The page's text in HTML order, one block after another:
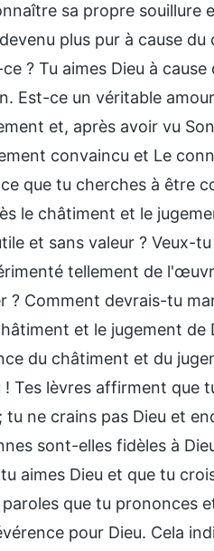
sa propre souillure
plus pur à cause
? Tu aimes Dieu à
Est-ce un véritable
et, après avoir vu
convaincu et Le
que tu cherches à être
le châtiment et le
et sans valeur ? Veux-
tellement de
? Comment devrais-tu
et le jugement
du châtiment et du
! Tes lèvres affirment que
tu ne crains pas Dieu et
sont-elles fidèles à
aimes Dieu et que tu
que tu prononces
pour Dieu. Cela